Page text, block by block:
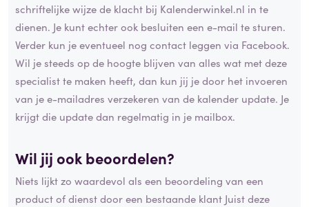
schriftelijke wijze de klacht bij Kalenderwinkel.nl in te
dienen. Je kunt echter ook besluiten een e-mail te sturen.
Verder kun je eventueel nog contact leggen via Facebook.
Wil je steeds op de hoogte blijven van alles wat met deze
specialist te maken heeft, dan kun jij je door het invoeren
van je e-mailadres verzekeren van de kalender update. Je
krijgt die update dan regelmatig in je mailbox.
Wil jij ook beoordelen?
Niets lijkt zo waardevol als een beoordeling van een
product of dienst door een bestaande klant Juist deze